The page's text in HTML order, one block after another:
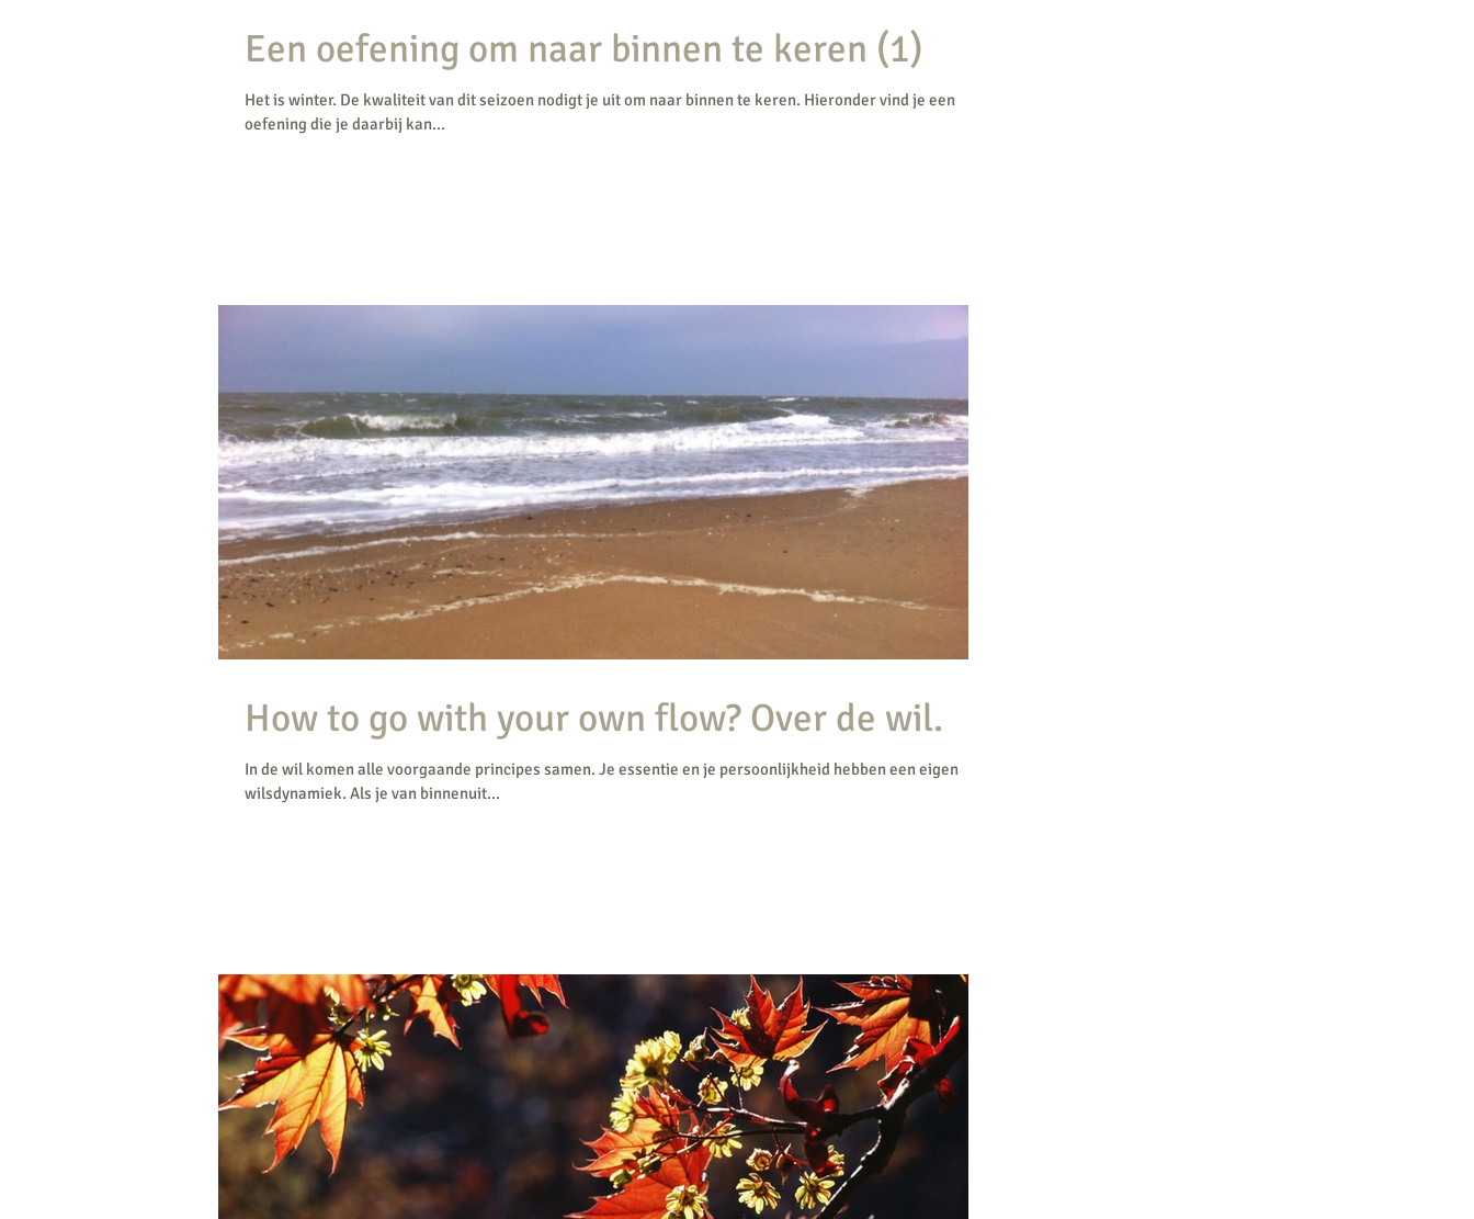
Een oefening om naar binnen te keren (1)
Het is winter. De kwaliteit van dit seizoen nodigt je uit om naar binnen te keren. Hieronder vind je een
oefening die je daarbij kan...
How to go with your own flow? Over de wil.
In de wil komen alle voorgaande principes samen. Je essentie en je persoonlijkheid hebben een eigen
wilsdynamiek. Als je van binnenuit...